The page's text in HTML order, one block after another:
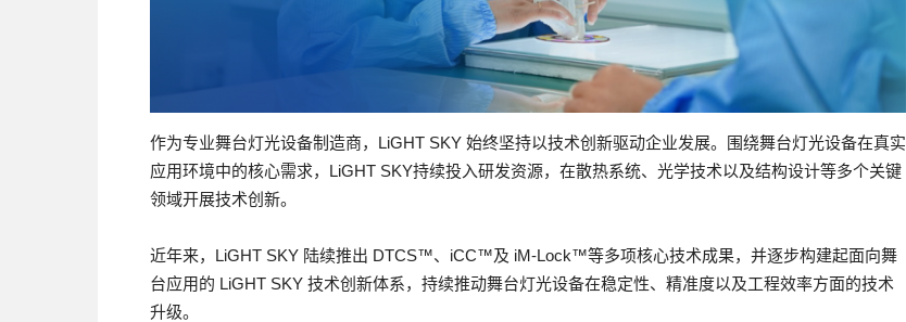
作为专业舞台灯光设备制造商，LiGHT SKY 始终坚持以技术创新驱动企业发展。围绕舞台灯光设备在真实
应用环境中的核心需求，LiGHT SKY持续投入研发资源，在散热系统、光学技术以及结构设计等多个关键
领域开展技术创新。
近年来，LiGHT SKY 陆续推出 DTCS™、iCC™及 iM-Lock™等多项核心技术成果，并逐步构建起面向舞
台应用的 LiGHT SKY 技术创新体系，持续推动舞台灯光设备在稳定性、精准度以及工程效率方面的技术
升级。